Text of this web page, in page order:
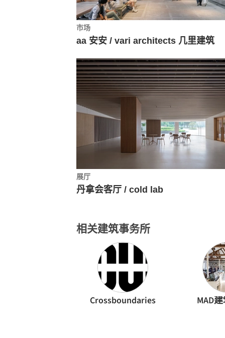
市场
aa 安安 / vari architects 几里建筑
展厅
丹拿会客厅 / cold lab
相关建筑事务所
Crossboundaries MAD